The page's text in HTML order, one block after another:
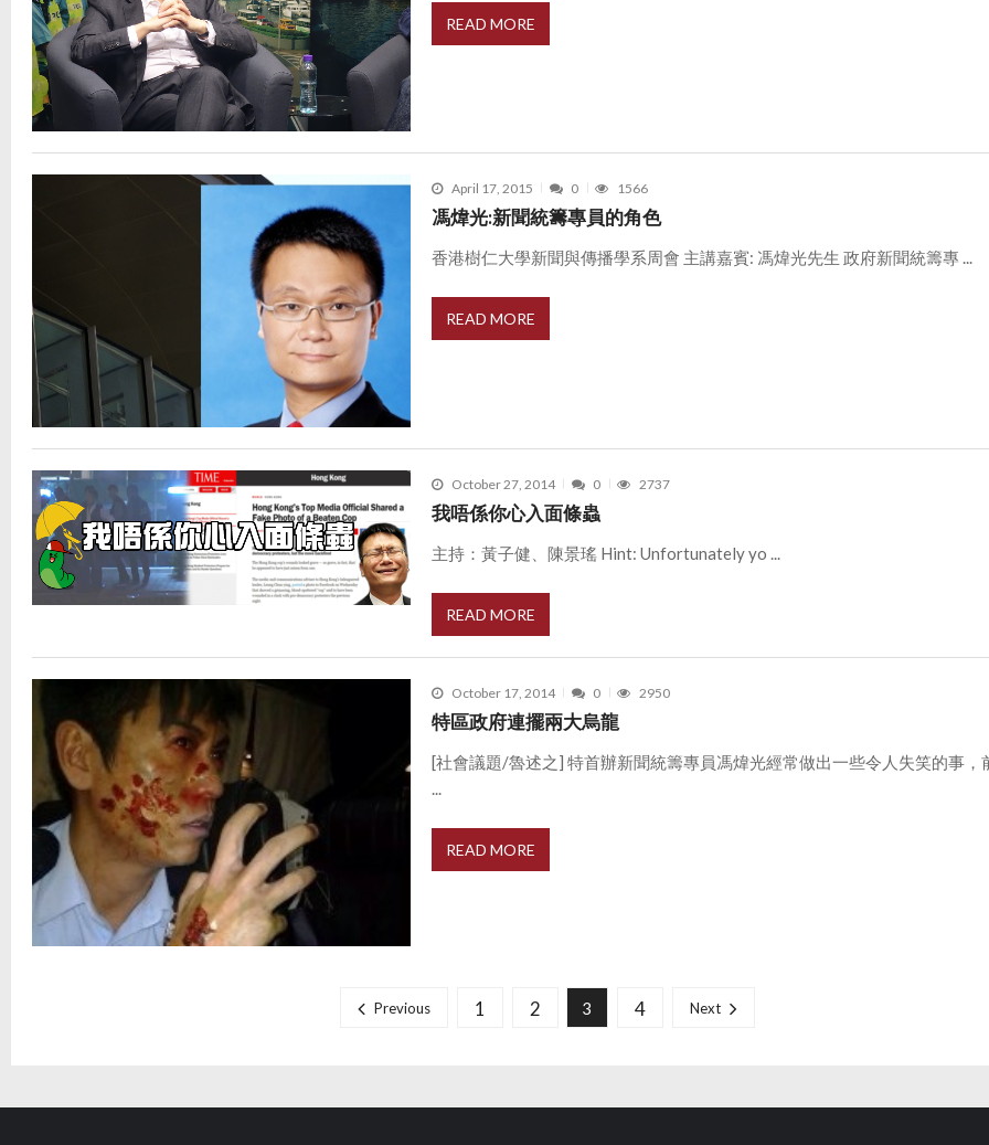
READ MORE
April 17, 2015 0 1566
馮煒光:新聞統籌專員的角色
香港樹仁大學新聞與傳播學系周會 主講嘉賓: 馮煒光先生 政府新聞統籌專 ...
READ MORE
October 27, 2014 0 2737
我唔係你心入面條蟲
主持：黃子健、陳景瑤 Hint: Unfortunately yo ...
READ MORE
October 17, 2014 0 2950
特區政府連擺兩大烏龍
[社會議題/魯述之] 特首辦新聞統籌專員馮煒光經常做出一些令人失笑的事，
...
READ MORE
s
Previous 1 2 3 4 Next